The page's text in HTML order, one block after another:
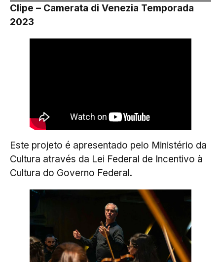
Clipe – Camerata di Venezia Temporada
2023
Este projeto é apresentado pelo Ministério da
Cultura através da Lei Federal de Incentivo à
Cultura do Governo Federal.